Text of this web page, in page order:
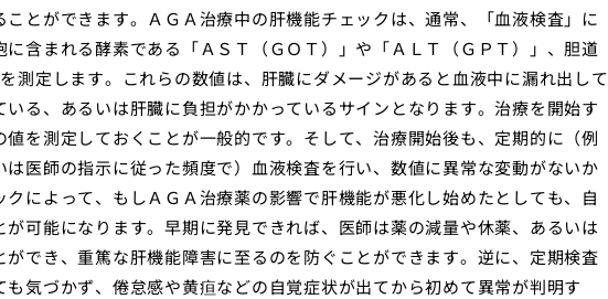
とができます。ＡＧＡ治療中の肝機能チェックは、通常、「血液検査」に
含まれる酵素である「ＡＳＴ（ＧＯＴ）」や「ＡＬＴ（ＧＰＴ）」、胆道
測定します。これらの数値は、肝臓にダメージがあると血液中に漏れ出して
る、あるいは肝臓に負担がかかっているサインとなります。治療を開始す
を測定しておくことが一般的です。そして、治療開始後も、定期的に（例
医師の指示に従った頻度で）血液検査を行い、数値に異常な変動がないか
によって、もしＡＧＡ治療薬の影響で肝機能が悪化し始めたとしても、自
可能になります。早期に発見できれば、医師は薬の減量や休薬、あるいは
でき、重篤な肝機能障害に至るのを防ぐことができます。逆に、定期検査
気づかず、倦怠感や黄疸などの自覚症状が出てから初めて異常が判明す